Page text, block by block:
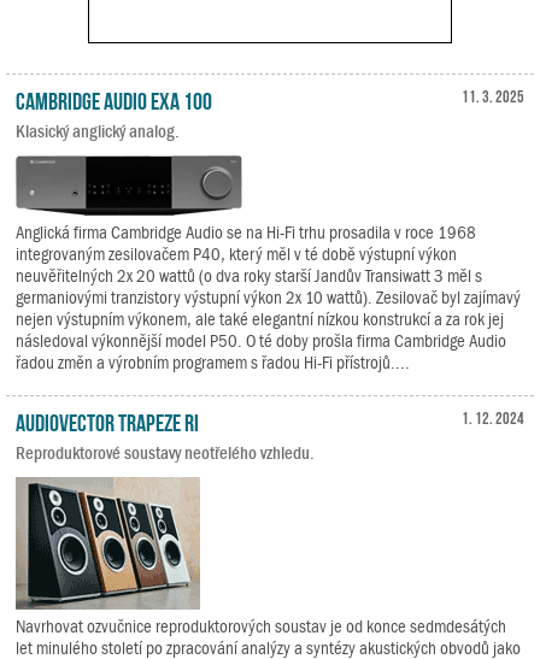
11. 3. 2025
Cambridge Audio EXA 100
Klasický anglický analog.
Anglická firma Cambridge Audio se na Hi-Fi trhu prosadila v roce 1968
integrovaným zesilovačem P40, který měl v té době výstupní výkon
neuvěřitelných 2x 20 wattů (o dva roky starší Jandův Transiwatt 3 měl s
germaniovými tranzistory výstupní výkon 2x 10 wattů). Zesilovač byl zajímavý
nejen výstupním výkonem, ale také elegantní nízkou konstrukcí a za rok jej
následoval výkonnější model P50. O té doby prošla firma Cambridge Audio
řadou změn a výrobním programem s řadou Hi-Fi přístrojů....
1. 12. 2024
Audiovector Trapeze Ri
Reproduktorové soustavy neotřelého vzhledu.
Navrhovat ozvučnice reproduktorových soustav je od konce sedmdesátých
let minulého století po zpracování analýzy a syntézy akustických obvodů jako